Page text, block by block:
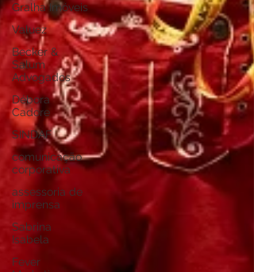
Gralha Imóveis
Valuez
Becker &
Salum
Advogados
Débora
Cadore
SINDAF
comunicação
corporativa
assessoria de
imprensa
Sabrina
Isabela
Fever